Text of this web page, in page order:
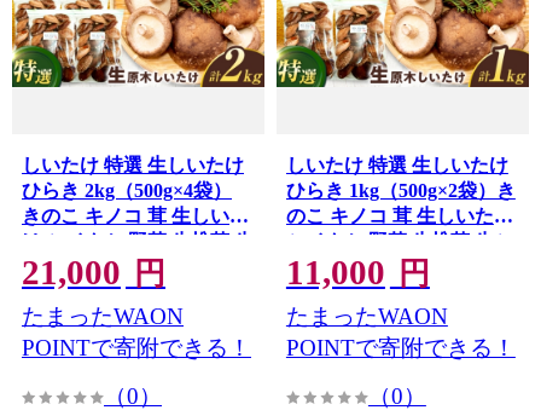
しいたけ 特選 生しいたけ
ひらき 2kg（500g×4袋）
きのこ キノコ 茸 生しいた
け シイタケ 野菜 生椎茸 生
シイタケ 原木しいたけ
shiitake 肉厚 鍋 しいたけ
しいたけ 椎茸 シイタケ 生
しいたけ 岐阜県 白川町 /
[AWAY007]
21,000 円
たまったWAON
POINTで寄附できる！
（0）
しいたけ 特選 生しいたけ
ひらき 1kg（500g×2袋）き
のこ キノコ 茸 生しいたけ
シイタケ 野菜 生椎茸 生シ
イタケ 原木しいたけ
shiitake 肉厚 鍋 しいたけ
しいたけ 椎茸 シイタケ 生
しいたけ 岐阜県 白川町 /
[AWAY006]
11,000 円
たまったWAON
POINTで寄附できる！
（0）